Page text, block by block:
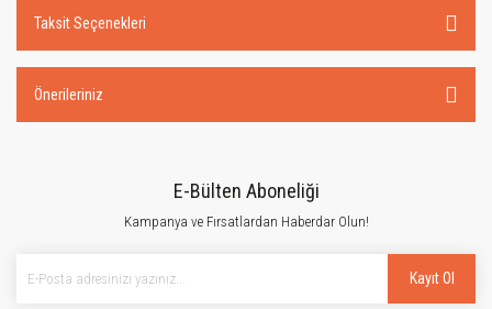
Taksit Seçenekleri
Önerileriniz
E-Bülten Aboneliği
Kampanya ve Fırsatlardan Haberdar Olun!
Kayıt Ol